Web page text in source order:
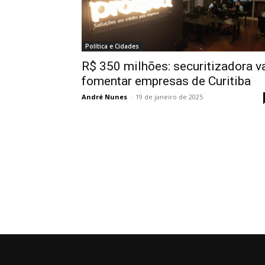
Política e Cidades
R$ 350 milhões: securitizadora
fomentar empresas de Curitiba
André Nunes - 19 de janeiro de 2025